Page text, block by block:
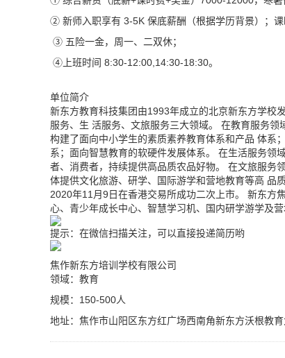
② 新师入职享有 3-5K 保底薪酬（根据学历背景）；课
③ 五险一金，周一、二双休；
④上班时间 8:30-12:00,14:30-18:30。
单位简介
新东方教育科技集团由1993年成立的北京新东方学校
服务、生 活服务、文旅服务三大领域。 在教育服务领
构建了面向中小学生的素质素养教育体系和产品 体系
系；面向智慧教育的软硬件发展体系。 在生活服务领
者、消费者，持续提供高品质农品好物。 在文旅服务
体提供文化旅游、研学、国际游学和营地教育等高 品
2020年11月9日在香港交易所成功二次上市。 新东方
心、青少年成长中心、智慧学习机、国内研学游学及
提示：在微信扫描关注，可以直接投递简历哟
焦作新东方培训学校有限公司
领域：教育
规模：150-500人
地址：焦作市山阳区东方红广场西南角新东方沃根教